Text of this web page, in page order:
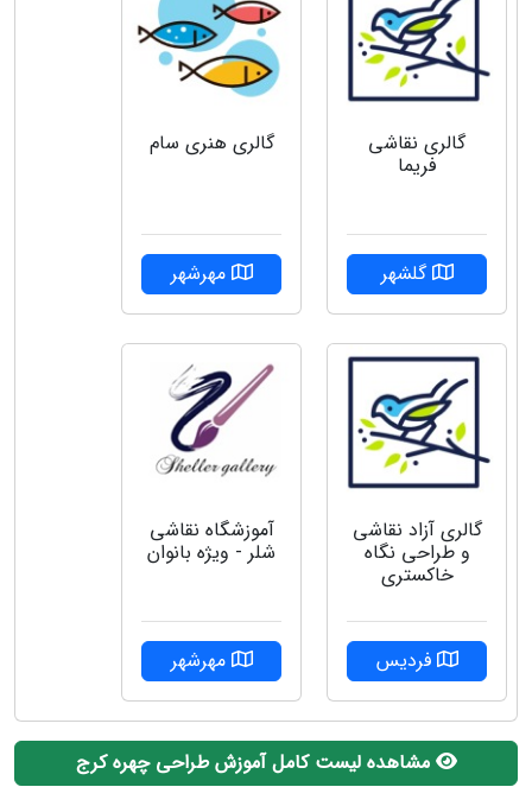
گالری نقاشی
فریما
گلشهر
گالری هنری سام
مهرشهر
گالری آزاد نقاشی
و طراحی نگاه
خاکستری
فردیس
آموزشگاه نقاشی
شلر - ویژه بانوان
مهرشهر
مشاهده لیست کامل آموزش طراحی چهره کرج